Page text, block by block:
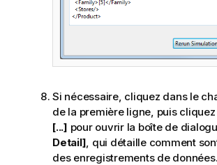
Si nécessaire, cliquez dans le
de la première ligne, puis
[...] pour ouvrir la boîte de
Detail] , qui détaille comment
des enregistrements de données.